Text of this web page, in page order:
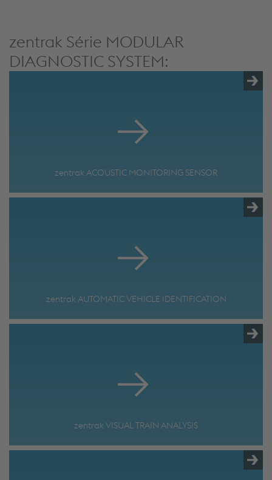
zentrak Série MODULAR
DIAGNOSTIC SYSTEM:
zentrak ACOUSTIC MONITORING SENSOR
zentrak AUTOMATIC VEHICLE IDENTIFICATION
zentrak VISUAL TRAIN ANALYSIS